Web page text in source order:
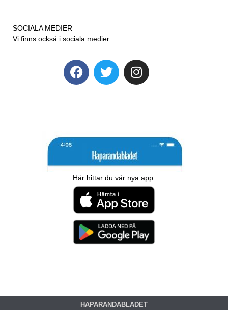
SOCIALA MEDIER
Vi finns också i sociala medier:
Här hittar du vår nya app:
HAPARANDABLADET